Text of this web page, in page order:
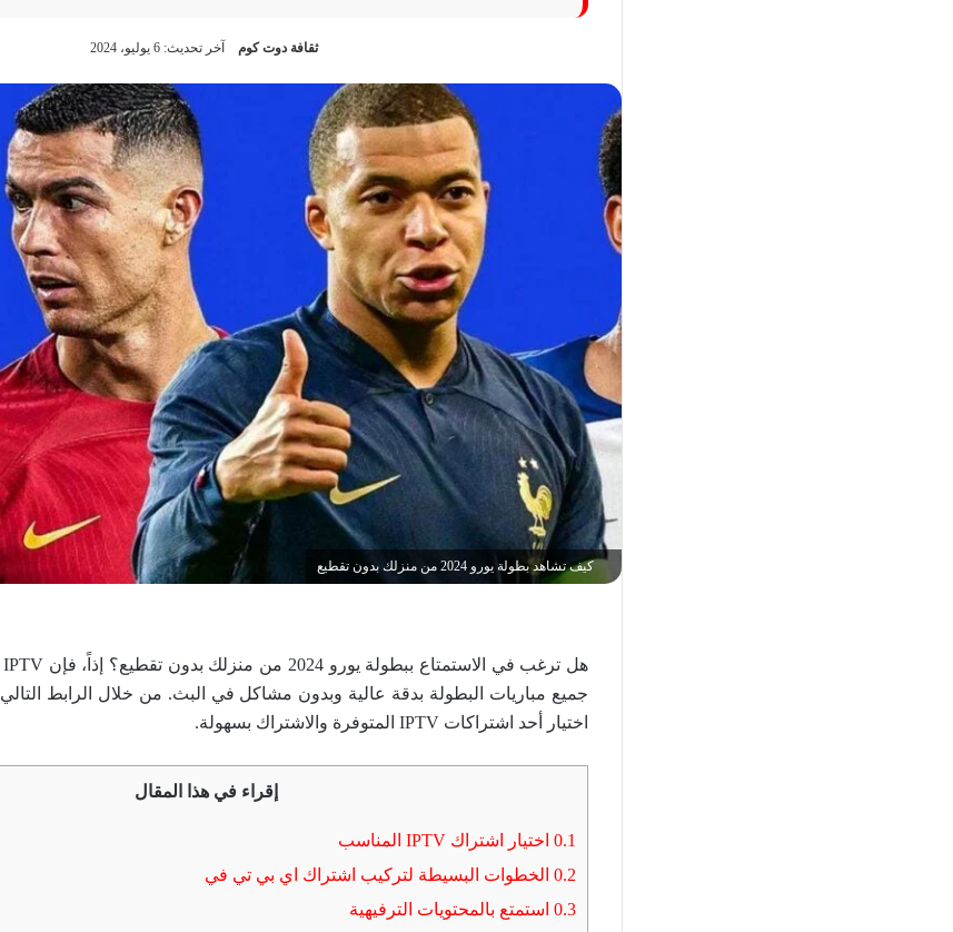
ثقافة دوت كوم آخر تحديث: 6 يوليو، 2024
كيف تشاهد بطولة يورو 2024 من منزلك بدون تقطيع
جميع مباريات البطولة بدقة عالية وبدون مشاكل في البث. من خلال الرابط التالي
اختيار أحد اشتراكات IPTV المتوفرة والاشتراك بسهولة.
إقراء في هذا المقال
0.1اختيار اشتراك IPTV المناسب
0.2الخطوات البسيطة لتركيب اشتراك اي بي تي في
0.3استمتع بالمحتويات الترفيهية